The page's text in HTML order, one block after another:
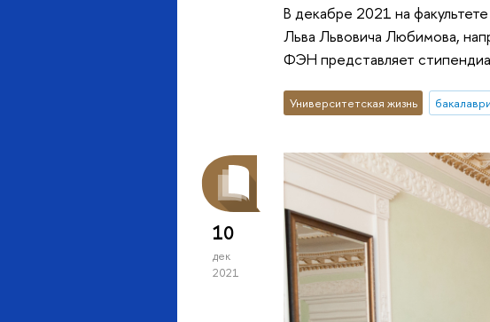
В декабре 2021 на
Льва Львовича Любимова,
ФЭН представляет
Университетская жизнь
10
дек
2021